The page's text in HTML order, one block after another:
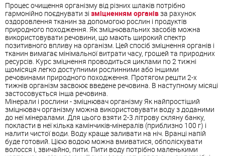
Процес очищення організму від різних шлаків потрібно
гармонійно поєднувати зі зміцненням органівза рахунок
оздоровлення тканин за допомогою рослин і продуктів
природного походження. Як зміцнювальних засобів можна
використовувати речовини, що мають широкий спектр
позитивного впливу на організм. Цей спосіб зміцнення органів і
тканин вимагає мінімальної витрати часу, грошей та природних
ресурсів. Курс зміцнення проводиться циклами по 2 тижні
щомісяця легко доступними рослинними або іншими
речовинами природного походження. Протягом решти 2-х
тижнів організм засвоює введене речовина. В наступному місяці
застосовується інша речовина.
Мінерали і рослини - зміцнювач організму Як найпростіший
зміцнювач організму можна використовувати воду з доданими
до неї мінералами. Для цього взяти 2-3 літрову скляну банку,
покласти в неї кілька камінчиків-мінералів (приблизно 100 г) і
налити чистої води. Воду краще заливати на ніч. Вранці напій
буде готовий. Цією водою можна вмиватися, обполіскувати
волосся і, звичайно, пити. Пити воду потрібно маленькими